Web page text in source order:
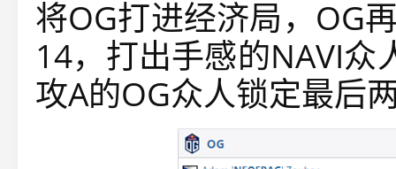
将OG打进经济局，OG
14，打出手感的NAVI众
攻A的OG众人锁定最后